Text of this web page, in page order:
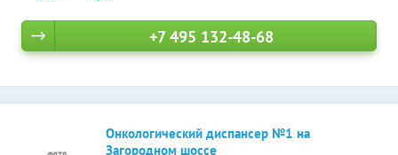
+7 495 132-48-68
Онкологический диспансер №1 на
Загородном шоссе